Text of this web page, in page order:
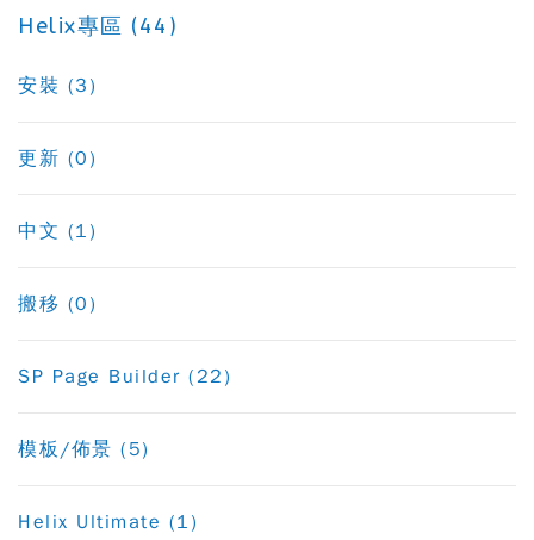
Helix專區 (44)
安裝 (3)
更新 (0)
中文 (1)
搬移 (0)
SP Page Builder (22)
模板/佈景 (5)
Helix Ultimate (1)